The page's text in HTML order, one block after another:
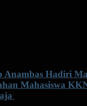
Anambas Hadiri
Mahasiswa